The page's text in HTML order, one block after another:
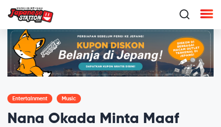
Entertainment Music
Nana Okada Minta Maaf